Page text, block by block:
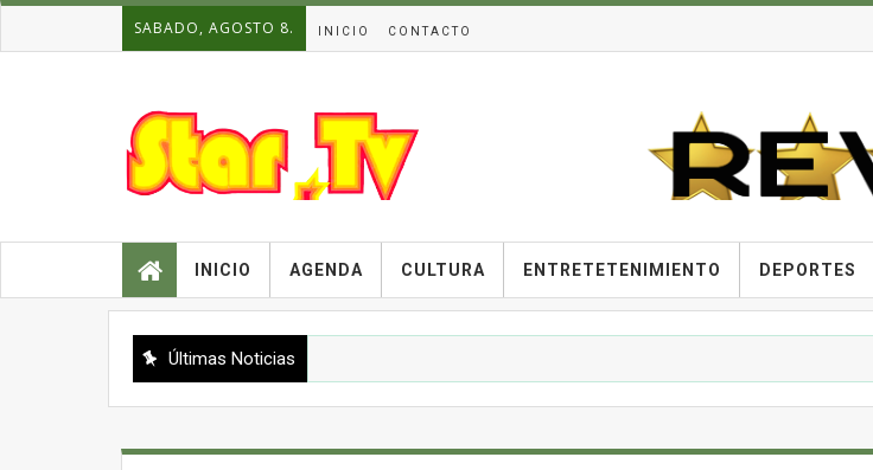
SABADO, AGOSTO 8. INICIO CONTACTO
INICIO AGENDA CULTURA ENTRETETENIMIENTO DEPORTES
Últimas Noticias